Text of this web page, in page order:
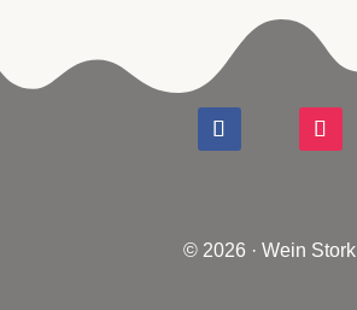
© 2026 · Wein Stork